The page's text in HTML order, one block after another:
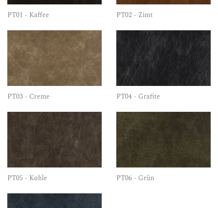
PT01 - Kaffee PT02 - Zimt
PT03 - Creme PT04 - Grafite
PT05 - Kohle PT06 - Grün